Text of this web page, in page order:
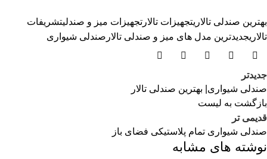
بهترین صندلی تالاریتجهیزات تالار تجهیزات میز و صندلیتشریفات
تالاریجدیدترین مدل های میز و صندلی تالار صندلی شیواری
جدیدتر
صندلی شیواری| بهترین صندلی تالار
بازگشت به لیست
قدیمی تر
صندلی شیواری تمام پلاستیکی فضای باز
نوشته های مشابه